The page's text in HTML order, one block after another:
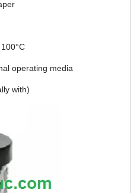
operating media
with)